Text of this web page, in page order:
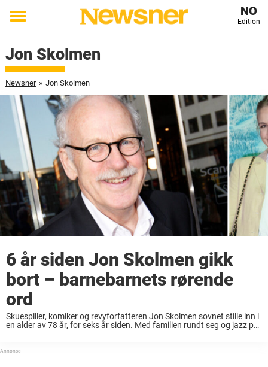
Toggle
NO
Edition
Jon Skolmen
Newsner » Jon Skolmen
6 år siden Jon Skolmen gikk
bort – barnebarnets rørende
ord
Skuespiller, komiker og revyforfatteren Jon Skolmen sovnet stille inn i
en alder av 78 år, for seks år siden. Med familien rundt seg og jazz på